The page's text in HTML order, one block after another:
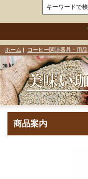
ホーム コーヒー関連器具・用品
商品案内